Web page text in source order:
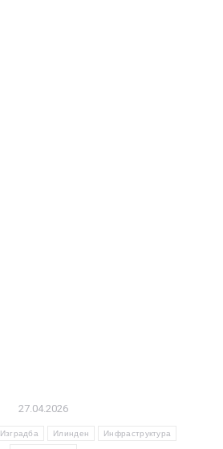
27.04.2026
Изградба Илинден Инфраструктура